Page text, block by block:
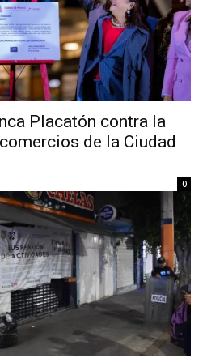
Placatón contra la
de la Ciudad
0